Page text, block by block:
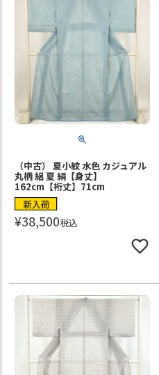
（中古） 夏小紋 水色 カジュアル
丸柄 絽 夏 絹【身丈】
162cm【裄丈】71cm
新入荷
¥38,500税込